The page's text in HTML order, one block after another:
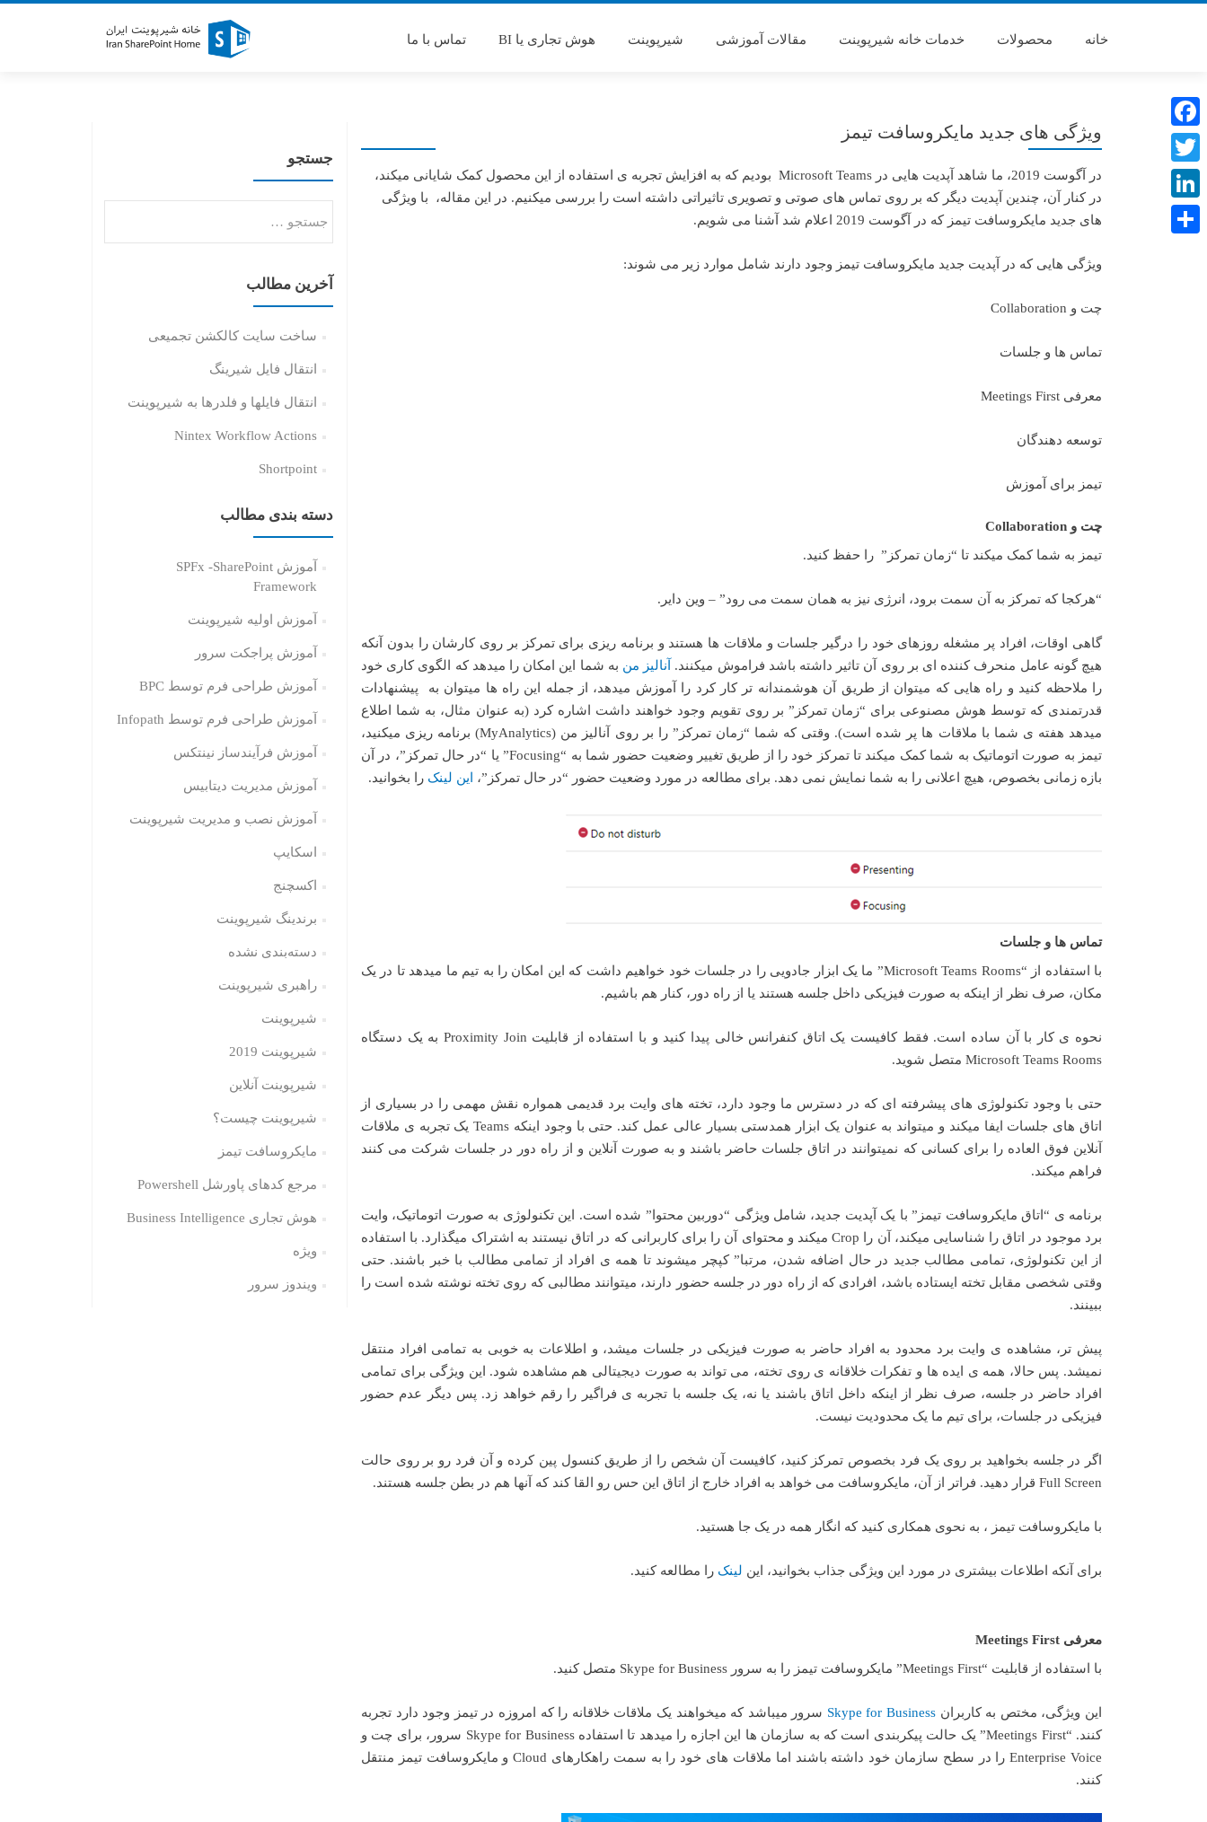
خانه محصولات خدمات خانه شیرپوینت مقالات آموزشی شیرپوینت هوش تجاری یا BI تماس با ما
ویژگی های جدید مایکروسافت تیمز
در آگوست 2019، ما شاهد آپدیت هایی در Microsoft Teams بودیم که به افزایش تجربه ی استفاده از این محصول کمک شایانی میکند،
در کنار آن، چندین آپدیت دیگر که بر روی تماس های صوتی و تصویری تاثیراتی داشته است را بررسی میکنیم. در این مقاله، با ویژگی
های جدید مایکروسافت تیمز که در آگوست 2019 اعلام شد آشنا می شویم.
ویژگی هایی که در آپدیت جدید مایکروسافت تیمز وجود دارند شامل موارد زیر می شوند:
چت و Collaboration
تماس ها و جلسات
معرفی Meetings First
توسعه دهندگان
تیمز برای آموزش
چت و Collaboration
تیمز به شما کمک میکند تا “زمان تمرکز” را حفظ کنید.
“هرکجا که تمرکز به آن سمت برود، انرژی نیز به همان سمت می رود” – وین دایر.
گاهی اوقات، افراد پر مشغله روزهای خود را درگیر جلسات و ملاقات ها هستند و برنامه ریزی برای تمرکز بر روی کارشان را بدون آنکه
هیچ گونه عامل منحرف کننده ای بر روی آن تاثیر داشته باشد فراموش میکنند.
آنالیز من به شما این امکان را میدهد که الگوی کاری خود
را ملاحظه کنید و راه هایی که میتوان از طریق آن هوشمندانه تر کار کرد را آموزش میدهد، از جمله این راه ها میتوان به پیشنهادات
قدرتمندی که توسط هوش مصنوعی برای “زمان تمرکز” بر روی تقویم وجود خواهند داشت اشاره کرد (به عنوان مثال، به شما اطلاع
میدهد هفته ی شما با ملاقات ها پر شده است). وقتی که شما “زمان تمرکز” را بر روی آنالیز من (MyAnalytics) برنامه ریزی میکنید،
تیمز به صورت اتوماتیک به شما کمک میکند تا تمرکز خود را از طریق تغییر وضعیت حضور شما به “Focusing” یا “در حال تمرکز”، در آن
بازه زمانی بخصوص، هیچ اعلانی را به شما نمایش نمی دهد. برای مطالعه در مورد وضعیت حضور “در حال تمرکز”،
این لینک را بخوانید.
تماس ها و جلسات
با استفاده از “Microsoft Teams Rooms” ما یک ابزار جادویی را در جلسات خود خواهیم داشت که این امکان را به تیم ما میدهد تا در یک
مکان، صرف نظر از اینکه به صورت فیزیکی داخل جلسه هستند یا از راه دور، کنار هم باشیم.
نحوه ی کار با آن ساده است. فقط کافیست یک اتاق کنفرانس خالی پیدا کنید و با استفاده از قابلیت Proximity Join به یک دستگاه
Microsoft Teams Rooms متصل شوید.
حتی با وجود تکنولوژی های پیشرفته ای که در دسترس ما وجود دارد، تخته های وایت برد قدیمی همواره نقش مهمی را در بسیاری از
اتاق های جلسات ایفا میکند و میتواند به عنوان یک ابزار همدستی بسیار عالی عمل کند. حتی با وجود اینکه Teams یک تجربه ی ملاقات
آنلاین فوق العاده را برای کسانی که نمیتوانند در اتاق جلسات حاضر باشند و به صورت آنلاین و از راه دور در جلسات شرکت می کنند
فراهم میکند.
برنامه ی “اتاق مایکروسافت تیمز” با یک آپدیت جدید، شامل ویژگی “دوربین محتوا” شده است. این تکنولوژی به صورت اتوماتیک، وایت
برد موجود در اتاق را شناسایی میکند، آن را Crop میکند و محتوای آن را برای کاربرانی که در اتاق نیستند به اشتراک میگذارد. با استفاده
از این تکنولوژی، تمامی مطالب جدید در حال اضافه شدن، مرتبا” کپچر میشوند تا همه ی افراد از تمامی مطالب با خبر باشند. حتی
وقتی شخصی مقابل تخته ایستاده باشد، افرادی که از راه دور در جلسه حضور دارند، میتوانند مطالبی که روی تخته نوشته شده است را
ببینند.
پیش تر، مشاهده ی وایت برد محدود به افراد حاضر به صورت فیزیکی در جلسات میشد، و اطلاعات به خوبی به تمامی افراد منتقل
نمیشد. پس حالا، همه ی ایده ها و تفکرات خلاقانه ی روی تخته، می تواند به صورت دیجیتالی هم مشاهده شود. این ویژگی برای تمامی
افراد حاضر در جلسه، صرف نظر از اینکه داخل اتاق باشند یا نه، یک جلسه با تجربه ی فراگیر را رقم خواهد زد. پس دیگر عدم حضور
فیزیکی در جلسات، برای تیم ما یک محدودیت نیست.
اگر در جلسه بخواهید بر روی یک فرد بخصوص تمرکز کنید، کافیست آن شخص را از طریق کنسول پین کرده و آن فرد رو بر روی حالت
Full Screen قرار دهید. فراتر از آن، مایکروسافت می خواهد به افراد خارج از اتاق این حس رو القا کند که آنها هم در بطن جلسه هستند.
با مایکروسافت تیمز ، به نحوی همکاری کنید که انگار همه در یک جا هستید.
برای آنکه اطلاعات بیشتری در مورد این ویژگی جذاب بخوانید، این لینک را مطالعه کنید.
معرفی Meetings First
با استفاده از قابلیت “Meetings First” مایکروسافت تیمز را به سرور Skype for Business متصل کنید.
این ویژگی، مختص به کاربران Skype for Business سرور میباشد که میخواهند یک ملاقات خلاقانه را که امروزه در تیمز وجود دارد تجربه
کنند. “Meetings First” یک حالت پیکربندی است که به سازمان ها این اجازه را میدهد تا استفاده Skype for Business سرور، برای چت و
Enterprise Voice را در سطح سازمان خود داشته باشند اما ملاقات های خود را به سمت راهکارهای Cloud و مایکروسافت تیمز منتقل
کنند.
جستجو
آخرین مطالب
ساخت سایت کالکشن تجمیعی
انتقال فایل شیرینگ
انتقال فایلها و فلدرها به شیرپوینت
Nintex Workflow Actions
Shortpoint
دسته بندی مطالب
آموزش SPFx -SharePoint
Framework
آموزش اولیه شیرپوینت
آموزش پراجکت سرور
آموزش طراحی فرم توسط BPC
آموزش طراحی فرم توسط Infopath
آموزش فرآیندساز نینتکس
آموزش مدیریت دیتابیس
آموزش نصب و مدیریت شیرپوینت
اسکایپ
اکسچنج
برندینگ شیرپوینت
دسته‌بندی نشده
راهبری شیرپوینت
شیرپوینت
شیرپوینت 2019
شیرپوینت آنلاین
شیرپوینت چیست؟
مایکروسافت تیمز
مرجع کدهای پاورشل Powershell
هوش تجاری Business Intelligence
ویژه
ویندوز سرور
Facebook
Twitter
LinkedIn